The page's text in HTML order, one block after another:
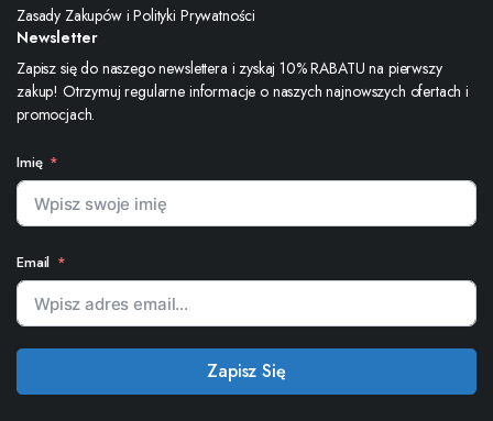
Zasady Zakupów i Polityki Prywatności
Newsletter
Zapisz się do naszego newslettera i zyskaj 10% RABATU na pierwszy
zakup! Otrzymuj regularne informacje o naszych najnowszych ofertach i
promocjach.
Imię
Email
Zapisz Się